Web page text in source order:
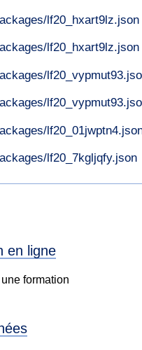
lf20_hxart9lz.json
lf20_hxart9lz.json
lf20_7kgljqfy.json
en ligne
formation